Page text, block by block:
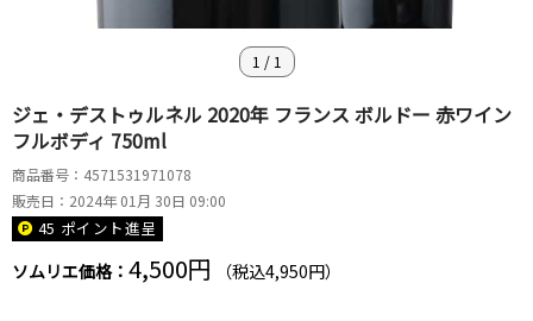
1 / 1
ジェ・デストゥルネル 2020年 フランス ボルドー 赤ワイン
フルボディ 750ml
商品番号：4571531971078
販売日：2024年 01月 30日 09:00
45 ポイント進呈
ソムリエ価格： 4,500円 （税込4,950円）